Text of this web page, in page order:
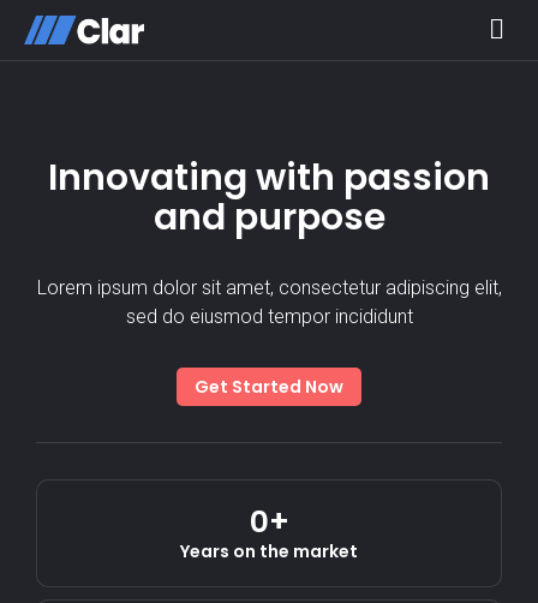
Innovating with passion
and purpose
Lorem ipsum dolor sit amet, consectetur adipiscing elit,
sed do eiusmod tempor incididunt
Get Started Now
0+
Years on the market